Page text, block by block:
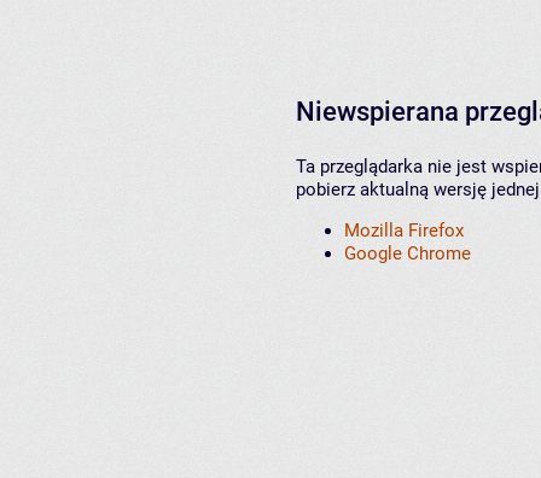
Niewspierana
Ta przeglądarka nie jest
pobierz aktualną wersję
Mozilla Firefox
Google Chrome